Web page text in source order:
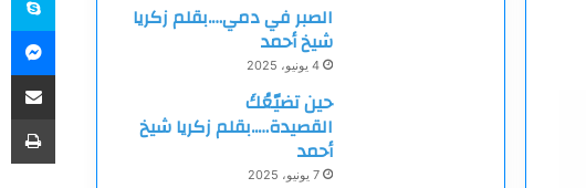
الصبر في دمي….بقلم زكريا
شيخ أحمد
4 يونيو، 2025
حين تضيّعُكَ
القصيدة…..بقلم زكريا شيخ
أحمد
7 يونيو، 2025